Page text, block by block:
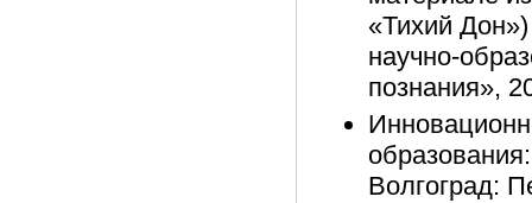
«Тихий
научно-
познания»,
Волгоград: